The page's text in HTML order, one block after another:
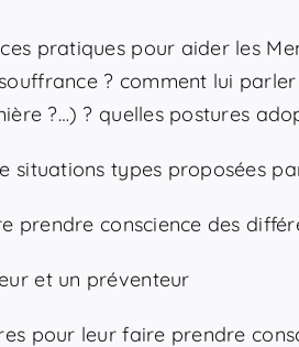
pratiques pour aider les
? comment lui
?…) ? quelles postures
situations types proposées
prendre conscience des
et un préventeur
pour leur faire prendre